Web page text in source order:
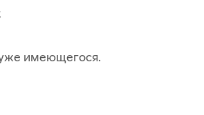
уже имеющегося.